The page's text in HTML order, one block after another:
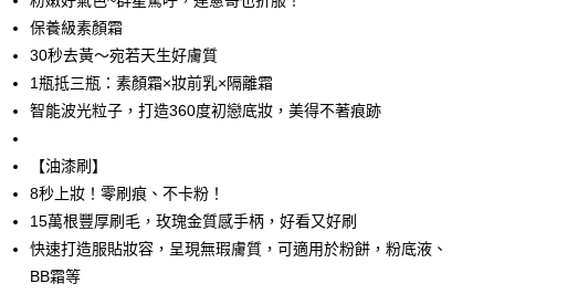
全家取貨付款
每筆NT$85，滿NT$599(含以上)免運費
付款後全家取貨
每筆NT$85，滿NT$599(含以上)免運費
7-11取貨付款
每筆NT$85，滿NT$799(含以上)免運費
付款後7-11取貨
保養級素顏霜
30秒去黃～宛若天生好膚質
1瓶抵三瓶：素顏霜×妝前乳×隔離霜
智能波光粒子，打造360度初戀底妝，美得不著痕跡
【油漆刷】
8秒上妝！零刷痕、不卡粉！
15萬根豐厚刷毛，玫瑰金質感手柄，好看又好刷
快速打造服貼妝容，呈現無瑕膚質，可適用於粉餅，粉底液、
BB霜等